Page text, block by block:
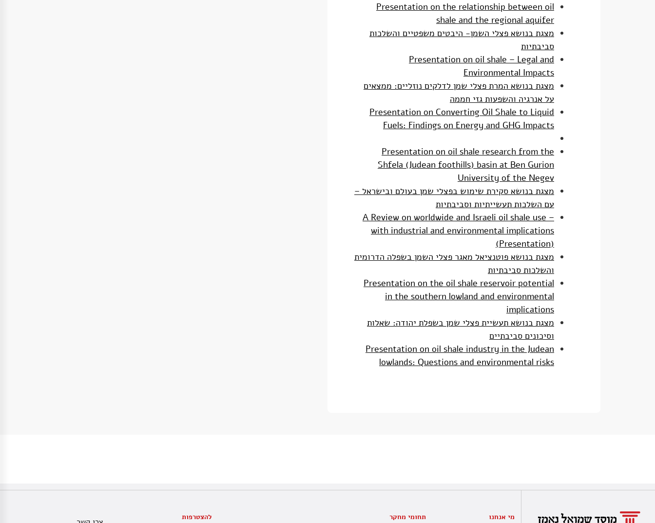
Presentation on the relationship between oil
shale and the regional aquifer
מצגת בנושא פצלי השמן- היבטים משפטיים והשלכות
סביבתיות
Presentation on oil shale – Legal and
Environmental Impacts
מצגת בנושא המרת פצלי שמן לדלקים נוזליים: ממצאים
על אנרגיה והשפעות גזי חממה
Presentation on Converting Oil Shale to Liquid
Fuels: Findings on Energy and GHG Impacts
Presentation on oil shale research from the
Shfela (Judean foothills) basin at Ben Gurion
University of the Negev
מצגת בנושא סקירת שימוש בפצלי שמן בעולם ובישראל –
עם השלכות תעשייתיות וסביבתיות
A Review on worldwide and Israeli oil shale use –
with industrial and environmental implications
(Presentation)
מצגת בנושא פוטנציאל מאגר פצלי השמן בשפלה הדרומית
והשלכות סביבתיות
Presentation on the oil shale reservoir potential
in the southern lowland and environmental
implications
מצגת בנושא תעשיית פצלי שמן בשפלת יהודה: שאלות
וסיכונים סביבתיים
Presentation on oil shale industry in the Judean
lowlands: Questions and environmental risks
מי אנחנו תחומי מחקר להצטרפות